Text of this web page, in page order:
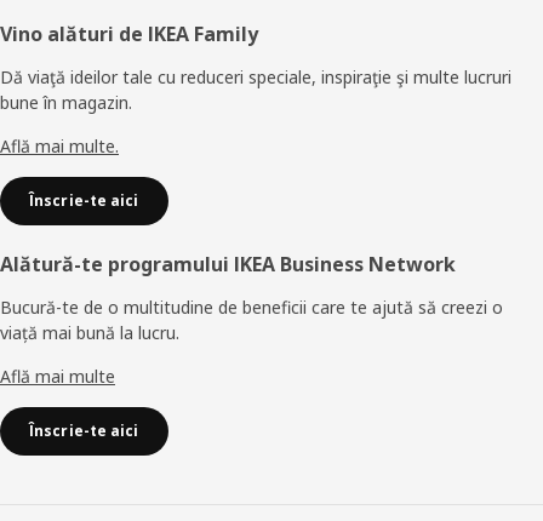
Subsol
Vino alături de IKEA Family
Dă viaţă ideilor tale cu reduceri speciale, inspiraţie şi multe lucruri
bune în magazin.
Află mai multe.
Înscrie-te aici
Alătură-te programului IKEA Business Network
Bucură-te de o multitudine de beneficii care te ajută să creezi o
viață mai bună la lucru.
Află mai multe
Înscrie-te aici